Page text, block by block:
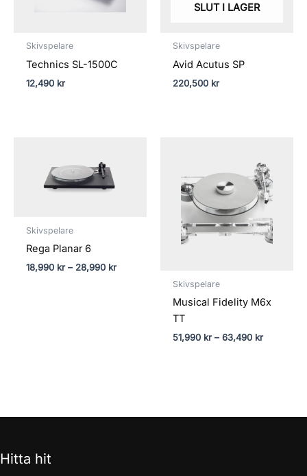
Skivspelare
Technics SL-1500C
12,490 kr
SLUT I LAGER
Skivspelare
Avid Acutus SP
220,500 kr
Skivspelare
Rega Planar 6
18,990 kr – 28,990 kr
Skivspelare
Musical Fidelity M6x
TT
51,990 kr – 63,490 kr
till
63,490 kr
Hitta hit